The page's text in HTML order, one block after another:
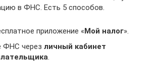
в ФНС. Есть 5 способов.
приложение «Мой налог».
ФНС через личный кабинет
.